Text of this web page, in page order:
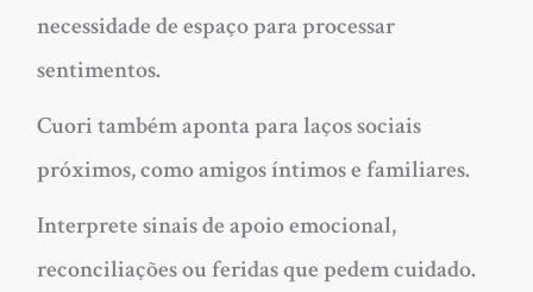
necessidade de espaço para processar
sentimentos.
Cuori também aponta para laços sociais
próximos, como amigos íntimos e familiares.
Interprete sinais de apoio emocional,
reconciliações ou feridas que pedem cuidado.